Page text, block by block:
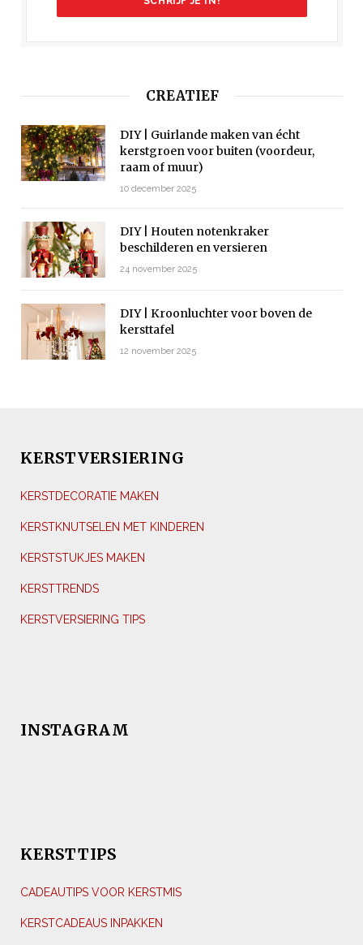
CREATIEF
DIY | Guirlande maken van écht
kerstgroen voor buiten (voordeur,
raam of muur)
10 december 2025
DIY | Houten notenkraker
beschilderen en versieren
24 november 2025
DIY | Kroonluchter voor boven de
kersttafel
12 november 2025
KERSTVERSIERING
KERSTDECORATIE MAKEN
KERSTKNUTSELEN MET KINDEREN
KERSTSTUKJES MAKEN
KERSTTRENDS
KERSTVERSIERING TIPS
INSTAGRAM
KERSTTIPS
CADEAUTIPS VOOR KERSTMIS
KERSTCADEAUS INPAKKEN